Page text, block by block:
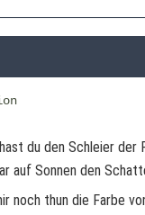
du den Schleier der
auf Sonnen den
noch thun die Farbe